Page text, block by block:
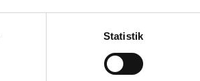
Statistik
OMSÆTNING
kr. 1.500.001 -